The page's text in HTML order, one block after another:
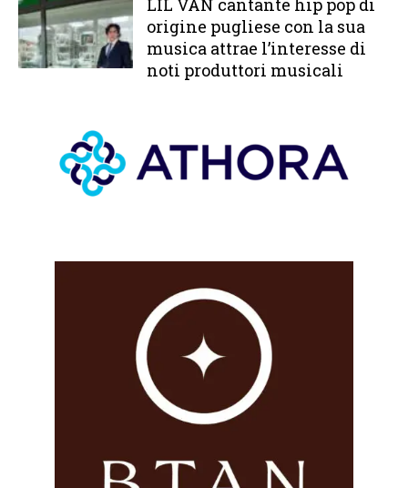
LIL VAN cantante hip pop di
origine pugliese con la sua
musica attrae l’interesse di
noti produttori musicali